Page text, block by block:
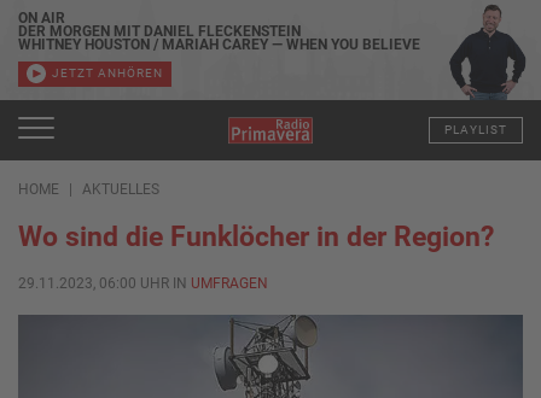
ON AIR
DER MORGEN MIT DANIEL FLECKENSTEIN
WHITNEY HOUSTON / MARIAH CAREY — WHEN YOU BELIEVE
JETZT ANHÖREN
PLAYLIST
HOME AKTUELLES
Wo sind die Funklöcher in der Region?
29.11.2023, 06:00 UHR IN UMFRAGEN